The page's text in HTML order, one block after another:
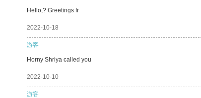
Hello,? Greetings fr
2022-10-18
游客
Horny Shriya called you
2022-10-10
游客